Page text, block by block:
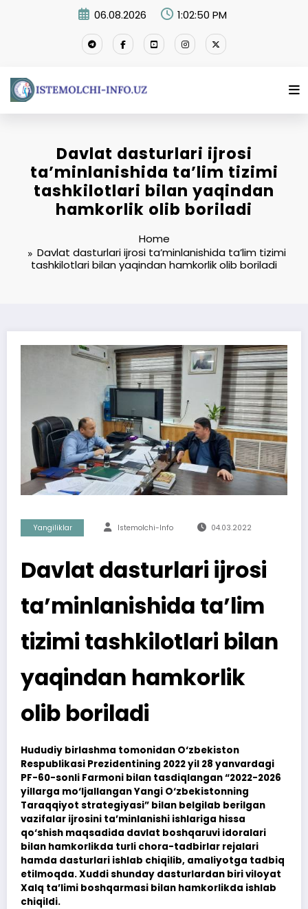
06.08.2026 1:02:51 PM
Davlat dasturlari ijrosi
ta’minlanishida ta’lim tizimi
tashkilotlari bilan yaqindan
hamkorlik olib boriladi
Home
Davlat dasturlari ijrosi ta’minlanishida ta’lim tizimi
tashkilotlari bilan yaqindan hamkorlik olib boriladi
Yangiliklar Istemolchi-Info 04.03.2022
Davlat dasturlari ijrosi
ta’minlanishida ta’lim
tizimi tashkilotlari bilan
yaqindan hamkorlik
olib boriladi
Hududiy birlashma tomonidan O‘zbekiston
Respublikasi Prezidentining 2022 yil 28 yanvardagi
PF-60-sonli Farmoni bilan tasdiqlangan “2022-2026
yillarga mo‘ljallangan Yangi O‘zbekistonning
Taraqqiyot strategiyasi” bilan belgilab berilgan
vazifalar ijrosini ta’minlanishi ishlariga hissa
qo‘shish maqsadida davlat boshqaruvi idoralari
bilan hamkorlikda turli chora-tadbirlar rejalari
hamda dasturlari ishlab chiqilib, amaliyotga tadbiq
etilmoqda. Xuddi shunday dasturlardan biri viloyat
Xalq ta’limi boshqarmasi bilan hamkorlikda ishlab
chiqildi.